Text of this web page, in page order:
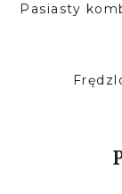
Pasiasty